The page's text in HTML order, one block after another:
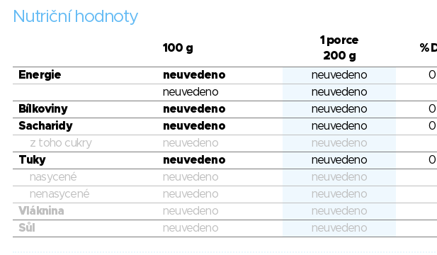
Nutriční hodnoty
100 g
1 porce
200 g
%
Energie neuvedeno neuvedeno
0
neuvedeno
neuvedeno
Bílkoviny
neuvedeno neuvedeno
0
Sacharidy
neuvedeno neuvedeno
0
z toho cukry
neuvedeno
neuvedeno
Tuky
neuvedeno neuvedeno
0
nasycené
neuvedeno
neuvedeno
nenasycené
neuvedeno
neuvedeno
Vláknina
neuvedeno
neuvedeno
Sůl
neuvedeno neuvedeno